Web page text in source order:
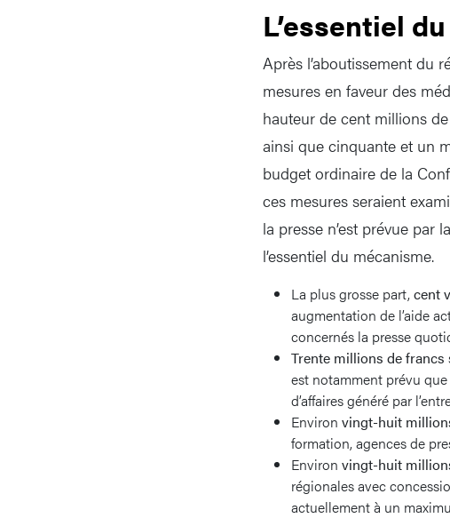
L’essentiel
Après l’aboutissement du
mesures en faveur des
hauteur de cent millions
ainsi que cinquante et un
budget ordinaire de la
ces mesures seraient
la presse n’est prévue par
l’essentiel du mécanisme.
La plus grosse part,cent
augmentation de l’aide
concernés la presse
Trente millions de francs
est notamment prévu
d’affaires généré par
Environ vingt-huit
formation, agences de
Environ vingt-huit
régionales avec
actuellement à un